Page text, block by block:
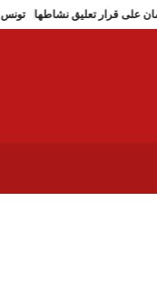
الإنسان على قرار تعليق نشاطها